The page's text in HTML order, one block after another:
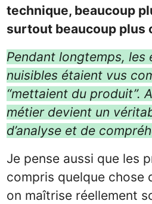
technique, beaucoup
surtout beaucoup plus
Pendant longtemps, les
nuisibles étaient vus
“mettaient du produit”.
métier devient un
d’analyse et de
Je pense aussi que les
compris quelque chose
on maîtrise réellement